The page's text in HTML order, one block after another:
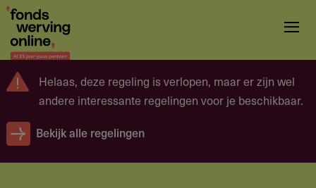
Overslaan
naar
inhoud
Helaas, deze regeling is verlopen, maar er zijn wel
andere interessante regelingen voor je beschikbaar.
Bekijk alle regelingen